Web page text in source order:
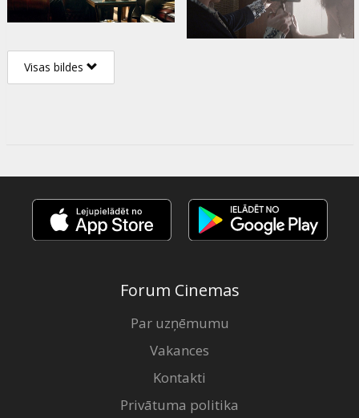
Visas bildes
Forum Cinemas
Par uzņēmumu
Vakances
Kontakti
Privātuma politika